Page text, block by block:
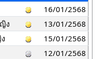
16/01/2568
ง
13/01/2568
15/01/2568
12/01/2568